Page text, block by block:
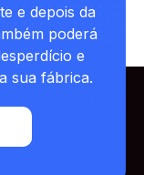
e depois da
poderá
e
sua fábrica.